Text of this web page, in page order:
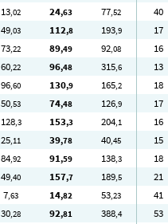
13,02 24,63 77,52 40
49,03 112,8 193,9 17
73,22 89,49 92,08 16
60,22 96,48 315,6 13
96,60 130,9 165,2 18
50,53 74,48 126,9 17
128,3 153,3 204,1 16
25,11 39,78 40,45 15
84,92 91,59 138,3 18
49,40 157,7 189,5 21
7,63 14,82 53,23 41
30,28 92,81 388,4 53